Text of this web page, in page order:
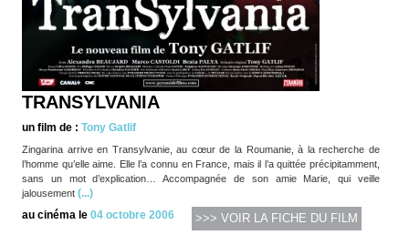
TRANSYLVANIA
un film de : Tony Gatlif
Zingarina arrive en Transylvanie, au cœur de la Roumanie, à la recherche de
l’homme qu’elle aime. Elle l’a connu en France, mais il l’a quittée précipitamment,
sans un mot d’explication… Accompagnée de son amie Marie, qui veille
jalousement (...)
au cinéma le 04 octobre 2006 >>> VOIR LA FICHE DU FILM